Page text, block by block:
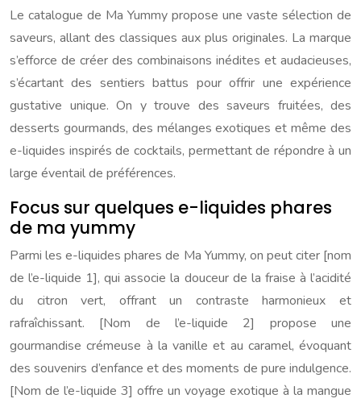
Le catalogue de Ma Yummy propose une vaste sélection de
saveurs, allant des classiques aux plus originales. La marque
s’efforce de créer des combinaisons inédites et audacieuses,
s’écartant des sentiers battus pour offrir une expérience
gustative unique. On y trouve des saveurs fruitées, des
desserts gourmands, des mélanges exotiques et même des
e-liquides inspirés de cocktails, permettant de répondre à un
large éventail de préférences.
Focus sur quelques e-liquides phares
de ma yummy
Parmi les e-liquides phares de Ma Yummy, on peut citer [nom
de l’e-liquide 1], qui associe la douceur de la fraise à l’acidité
du citron vert, offrant un contraste harmonieux et
rafraîchissant. [Nom de l’e-liquide 2] propose une
gourmandise crémeuse à la vanille et au caramel, évoquant
des souvenirs d’enfance et des moments de pure indulgence.
[Nom de l’e-liquide 3] offre un voyage exotique à la mangue